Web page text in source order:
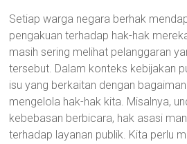
Setiap warga negara berhak
pengakuan terhadap hak-hak
masih sering melihat pelanggaran
tersebut. Dalam konteks kebijakan
isu yang berkaitan dengan
mengelola hak-hak kita. Misalnya,
kebebasan berbicara, hak asasi
terhadap layanan publik. Kita perlu